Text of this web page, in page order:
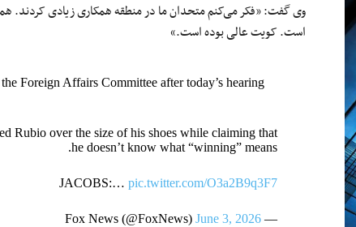
وی گفت: «فکر می‌کنم متحدان ما در منطقه همکاری زیادی کردند.
است. کویت عالی بوده است.»
Foreign Affairs Committee after today’s hearing
Rubio over the size of his shoes while claiming that
he doesn’t know what “winning” means.
JACOBS:…pic.twitter.com/O3a2B9q3F7
— Fox News (@FoxNews)
June 3, 2026